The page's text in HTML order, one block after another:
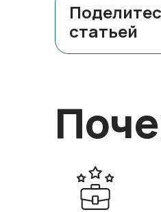
статьей